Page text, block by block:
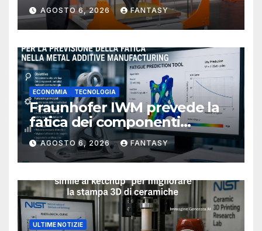
AGOSTO 6, 2026 FANTASY
ECONOMIA TECNOLOGIA
Fraunhofer IWM prevede la
fatica dei componenti
metallici stampati in 3D
AGOSTO 6, 2026 FANTASY
ULTIME NOTIZIE